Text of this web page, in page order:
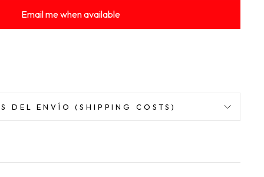
Email me when available
DEL ENVÍO (SHIPPING COSTS)